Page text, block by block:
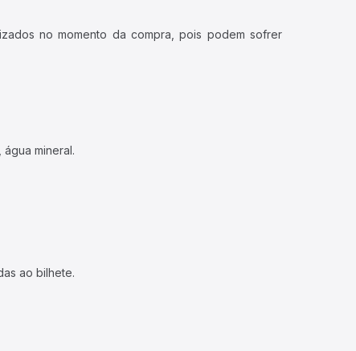
no momento da compra, pois podem sofrer
mineral.
ao bilhete.